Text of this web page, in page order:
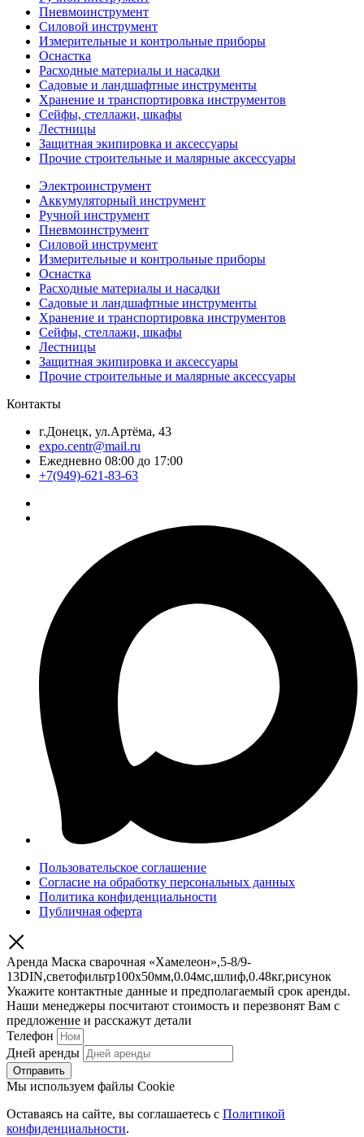
Пневмоинструмент
Силовой инструмент
Измерительные и контрольные приборы
Оснастка
Расходные материалы и насадки
Садовые и ландшафтные инструменты
Хранение и транспортировка инструментов
Сейфы, стеллажи, шкафы
Лестницы
Защитная экипировка и аксессуары
Прочие строительные и малярные аксессуары
Электроинструмент
Аккумуляторный инструмент
Ручной инструмент
Пневмоинструмент
Силовой инструмент
Измерительные и контрольные приборы
Оснастка
Расходные материалы и насадки
Садовые и ландшафтные инструменты
Хранение и транспортировка инструментов
Сейфы, стеллажи, шкафы
Лестницы
Защитная экипировка и аксессуары
Прочие строительные и малярные аксессуары
Контакты
г.Донецк, ул.Артёма, 43
expo.centr@mail.ru
Ежедневно 08:00 до 17:00
+7(949)-621-83-63
Пользовательское соглашение
Согласие на обработку персональных данных
Политика конфиденциальности
Публичная оферта
Аренда Маска сварочная «Хамелеон»,5-8/9-
13DIN,светофильтр100х50мм,0.04мс,шлиф,0.48кг,рисунок
Укажите контактные данные и предполагаемый срок аренды.
Наши менеджеры посчитают стоимость и перезвонят Вам с
предложение и расскажут детали
Телефон
Дней аренды
Отправить
Мы используем файлы Cookie
Оставаясь на сайте, вы соглашаетесь c Политикой
конфиденциальности.